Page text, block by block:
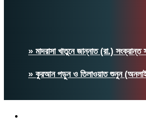
» মাদরাসা খাতুনে জান্নাত (রা.)
» কুরআন পড়ুন ও তিলাওয়াত শুনুন